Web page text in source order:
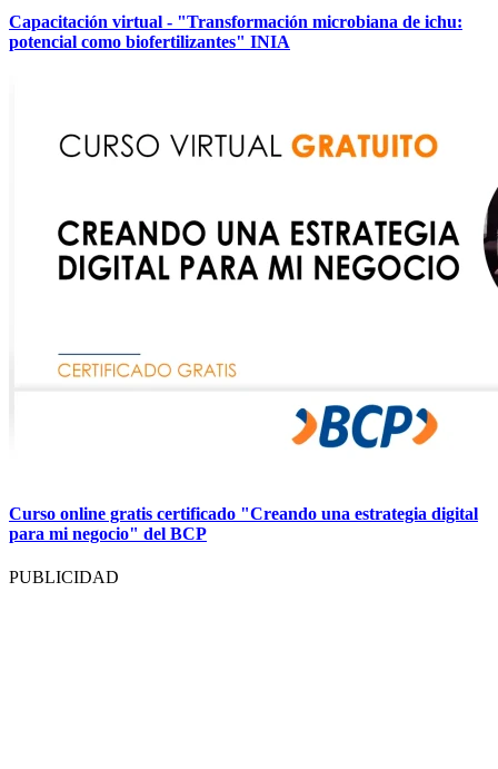
Capacitación virtual - "Transformación microbiana de ichu:
potencial como biofertilizantes" INIA
Curso online gratis certificado "Creando una estrategia digital
para mi negocio" del BCP
PUBLICIDAD